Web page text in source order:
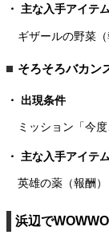
主な入手アイテ
ギザールの野菜（
そろそろバカン
出現条件
ミッション「今
主な入手アイテム
英雄の薬（報酬）
浜辺で